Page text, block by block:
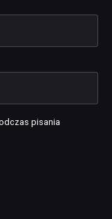
pisania